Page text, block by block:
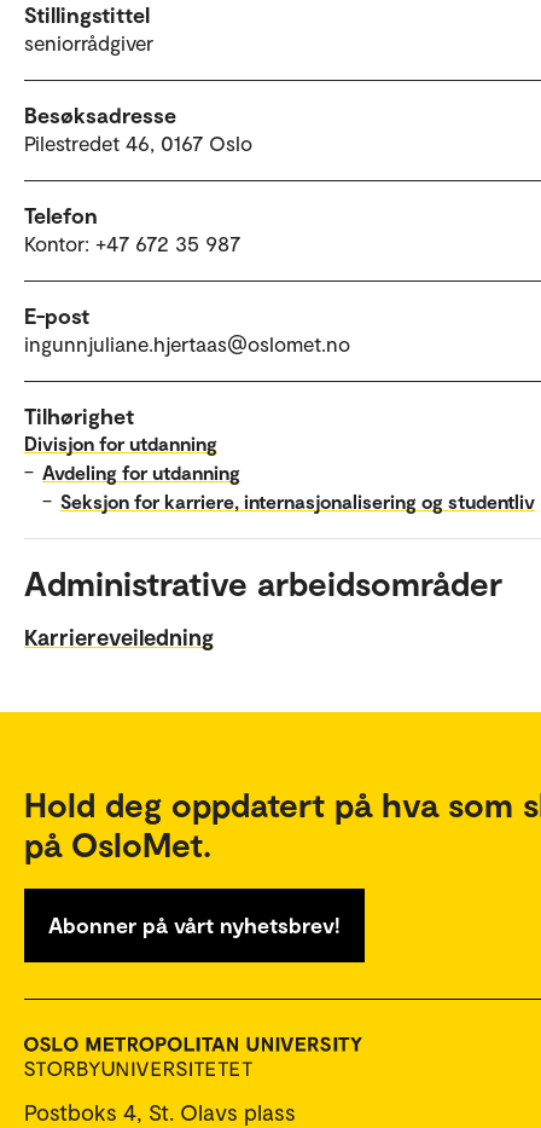
Stillingstittel
seniorrådgiver
Besøksadresse
Pilestredet 46, 0167 Oslo
Telefon
Kontor: +47 672 35 987
E-post
ingunnjuliane.hjertaas@oslomet.no
Tilhørighet
Divisjon for utdanning
– Avdeling for utdanning
– Seksjon for karriere, internasjonalisering og studentliv
Administrative arbeidsområder
Karriereveiledning
Hold deg oppdatert på hva som
på OsloMet.
Abonner på vårt nyhetsbrev!
Postboks 4, St. Olavs plass